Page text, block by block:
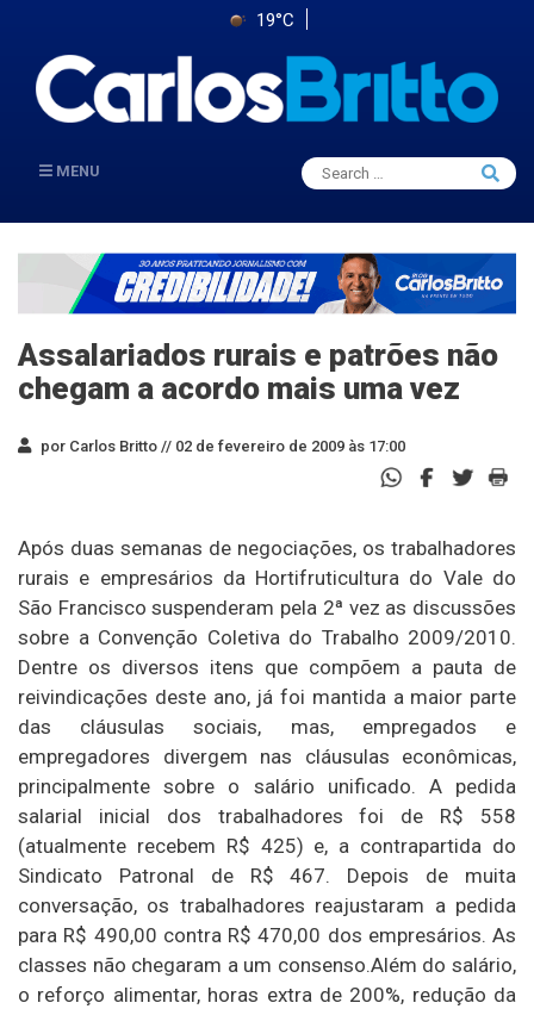
19°C
MENU
Search
for:
Search
Assalariados rurais e patrões não
chegam a acordo mais uma vez
por Carlos Britto // 02 de fevereiro de 2009 às 17:00
Após duas semanas de negociações, os trabalhadores
rurais e empresários da Hortifruticultura do Vale do
São Francisco suspenderam pela 2ª vez as discussões
sobre a Convenção Coletiva do Trabalho 2009/2010.
Dentre os diversos itens que compõem a pauta de
reivindicações deste ano, já foi mantida a maior parte
das cláusulas sociais, mas, empregados e
empregadores divergem nas cláusulas econômicas,
principalmente sobre o salário unificado. A pedida
salarial inicial dos trabalhadores foi de R$ 558
(atualmente recebem R$ 425) e, a contrapartida do
Sindicato Patronal de R$ 467. Depois de muita
conversação, os trabalhadores reajustaram a pedida
para R$ 490,00 contra R$ 470,00 dos empresários. As
classes não chegaram a um consenso.Além do salário,
o reforço alimentar, horas extra de 200%, redução da